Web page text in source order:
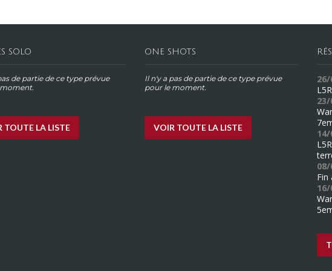
SOLO
de partie de ce type prévue
TOUTE LA LISTE
ONE SHOTS
Il n'y a pas de partie de ce type prévue
pour le moment.
VOIR TOUTE LA LISTE
26/
14/
08/
Fin